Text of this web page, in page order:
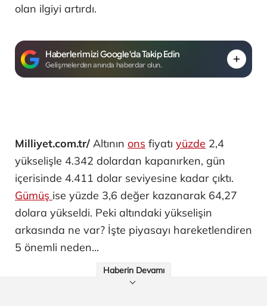
olan ilgiyi artırdı.
Haberlerimizi Google'da Takip Edin
Gelişmelerden anında haberdar olun.
Milliyet.com.tr/ Altının ons fiyatı yüzde 2,4
yükselişle 4.342 dolardan kapanırken, gün
içerisinde 4.411 dolar seviyesine kadar çıktı.
Gümüş ise yüzde 3,6 değer kazanarak 64,27
dolara yükseldi. Peki altındaki yükselişin
arkasında ne var? İşte piyasayı hareketlendiren
5 önemli neden...
Haberin Devamı